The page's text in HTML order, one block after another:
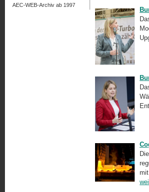
AEC-WEB-Archiv ab 1997